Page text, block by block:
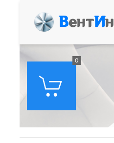
ВентИн
0